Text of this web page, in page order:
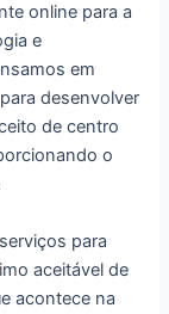
online para a
e
em
desenvolver
de centro
o
para
aceitável de
acontece na